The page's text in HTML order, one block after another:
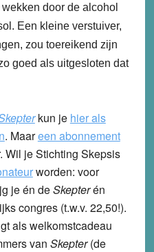
door de alcohol
Een kleine verstuiver,
zou toereikend zijn
goed als uitgesloten dat
kun je hier als
. Maareen abonnement
Wil je Stichting Skepsis
worden: voor
je én deSkepterén
congres (t.w.v. 22,50!).
als welkomstcadeau
van Skepter(de